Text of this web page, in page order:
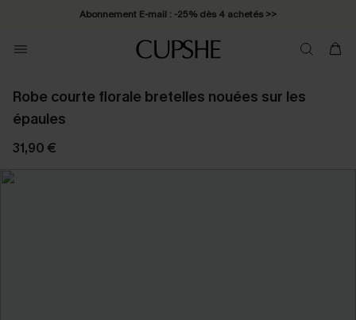
Abonnement E-mail : -25% dès 4 achetés >>
Robe courte florale bretelles nouées sur les
épaules
31,90 €